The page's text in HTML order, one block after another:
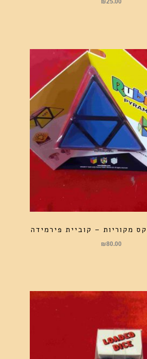
מקוריות – קוביית פירמידה
₪80.00